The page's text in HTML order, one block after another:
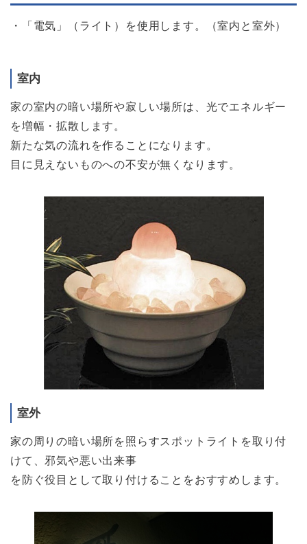
・「電気」（ライト）を使用します。（室内と室外）
室内
家の室内の暗い場所や寂しい場所は、光でエネルギー
を増幅・拡散します。
新たな気の流れを作ることになります。
目に見えないものへの不安が無くなります。
室外
家の周りの暗い場所を照らすスポットライトを取り付
けて、邪気や悪い出来事
を防ぐ役目として取り付けることをおすすめします。